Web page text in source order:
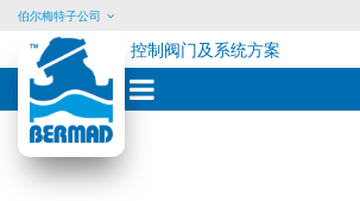
Skip
content
伯尔梅特子公司
控制阀门及系统方案